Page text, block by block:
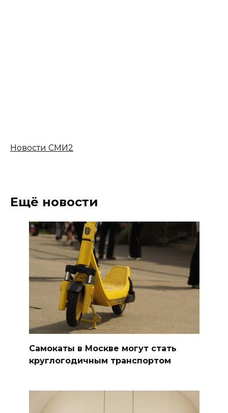
Новости СМИ2
Ещё новости
Самокаты в Москве могут стать
круглогодичным транспортом